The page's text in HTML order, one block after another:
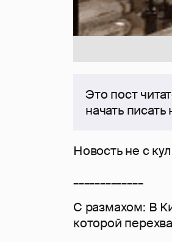
Это пост
начать
Новость не с
С размахом: В
которой